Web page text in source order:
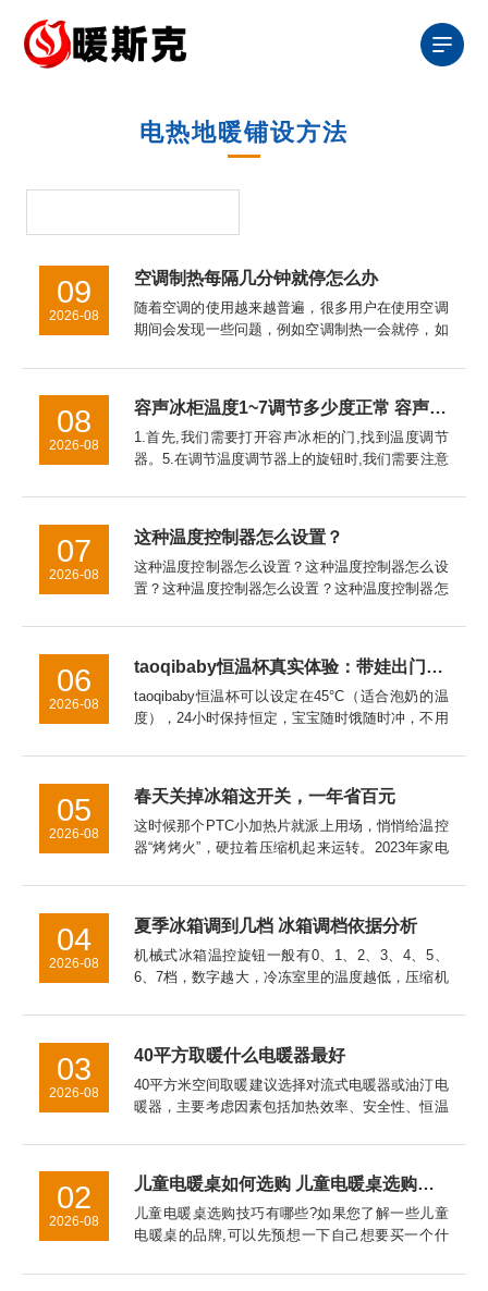
电热地暖铺设方法
空调制热每隔几分钟就停怎么办
随着空调的使用越来越普遍，很多用户在使用空调
期间会发现一些问题，例如空调制热一会就停，如
介绍一下导致此类问题的原因和解决方法。空调制
热每隔几分钟就停怎么办步...
09
2026-08
容声冰柜温度1~7调节多少度正常 容声冰柜温度调节1~7之间的调节方法【详解】
1.首先,我们需要打开容声冰柜的门,找到温度调节
器。5.在调节温度调节器上的旋钮时,我们需要注意
慢,都会影响容声冰柜的制冷效果。因此,我们应该
缓慢地调节温度...
08
2026-08
这种温度控制器怎么设置？
这种温度控制器怎么设置？这种温度控制器怎么设
置？这种温度控制器怎么设置？这种温度控制器怎
怎么设置Ew一981温度控制器怎么设置泛达p909温
07
2026-08
taoqibaby恒温杯真实体验：带娃出门的“移动温奶站”，对比同类产品优势明显
taoqibaby恒温杯可以设定在45°C（适合泡奶的温
度），24小时保持恒定，宝宝随时饿随时冲，不用
taoqibaby恒温杯已经成为我出门必带的装备。如
06
2026-08
春天关掉冰箱这开关，一年省百元
这时候那个PTC小加热片就派上用场，悄悄给温控
器“烤烤火”，硬拉着压缩机起来运转。2023年家电
白白多跑100度电。冷冻室的温度万一回升到了零
05
2026-08
夏季冰箱调到几档 冰箱调档依据分析
机械式冰箱温控旋钮一般有0、1、2、3、4、5、
6、7档，数字越大，冷冻室里的温度越低，压缩机
季节温度变化来调节，一般春秋天我们可以调在3
档上，具体要看你的...
04
2026-08
40平方取暖什么电暖器最好
40平方米空间取暖建议选择对流式电暖器或油汀电
暖器，主要考虑因素包括加热效率、安全性、恒温
面温度通常控制在60℃以下，儿童房使用更安全。
油汀电暖器因热惯性大...
03
2026-08
儿童电暖桌如何选购 儿童电暖桌选购技巧【详细介绍】
儿童电暖桌选购技巧有哪些?如果您了解一些儿童
电暖桌的品牌,可以先预想一下自己想要买一个什
选技巧的介绍，希望对于家长挑选儿童电暖桌是有
02
2026-08